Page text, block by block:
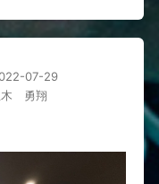
07-29
木 勇翔